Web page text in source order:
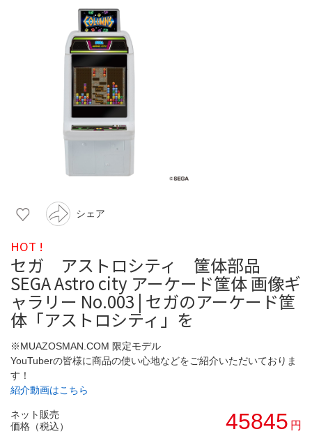
シェア
HOT !
セガ アストロシティ 筐体部品
SEGA Astro city アーケード筐体 画像ギ
ャラリー No.003 | セガのアーケード筐
体「アストロシティ」を
※MUAZOSMAN.COM 限定モデル
YouTuberの皆様に商品の使い心地などをご紹介いただいておりま
す！
紹介動画はこちら
ネット販売
価格（税込）
45845 円